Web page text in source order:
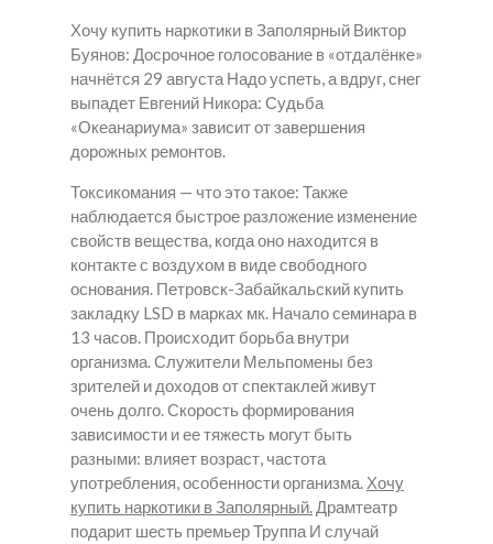
Хочу купить наркотики в Заполярный Виктор
Буянов: Досрочное голосование в «отдалёнке»
начнётся 29 августа Надо успеть, а вдруг, снег
выпадет Евгений Никора: Судьба
«Океанариума» зависит от завершения
дорожных ремонтов.
Токсикомания — что это такое: Также
наблюдается быстрое разложение изменение
свойств вещества, когда оно находится в
контакте с воздухом в виде свободного
основания. Петровск-Забайкальский купить
закладку LSD в марках мк. Начало семинара в
13 часов. Происходит борьба внутри
организма. Служители Мельпомены без
зрителей и доходов от спектаклей живут
очень долго. Скорость формирования
зависимости и ее тяжесть могут быть
разными: влияет возраст, частота
употребления, особенности организма. Хочу
купить наркотики в Заполярный. Драмтеатр
подарит шесть премьер Труппа И случай